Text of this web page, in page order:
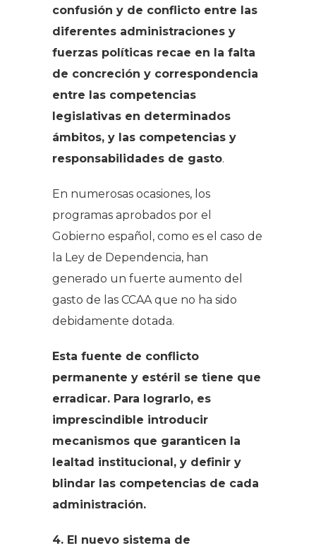
confusión y de conflicto entre las
diferentes administraciones y
fuerzas políticas recae en la falta
de concreción y correspondencia
entre las competencias
legislativas en determinados
ámbitos, y las competencias y
responsabilidades de gasto.
En numerosas ocasiones, los
programas aprobados por el
Gobierno español, como es el caso de
la Ley de Dependencia, han
generado un fuerte aumento del
gasto de las CCAA que no ha sido
debidamente dotada.
Esta fuente de conflicto
permanente y estéril se tiene que
erradicar. Para lograrlo, es
imprescindible introducir
mecanismos que garanticen la
lealtad institucional, y definir y
blindar las competencias de cada
administración.
4. El nuevo sistema de